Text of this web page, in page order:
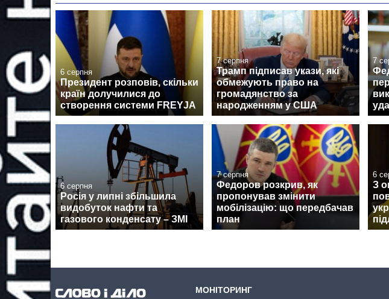
6 серпня
Президент розповів, скільки
країн долучилися до
створення системи FREYJA
7 серпня
Трамп підписав укази, які
обмежують право на
громадянство за
народженням у США
7
6 серпня
Росія у липні збільшила
видобуток нафти та
газового конденсату – ЗМІ
7 серпня
Федоров розкрив, як
пропонував змінити
мобілізацію: що передбачав
план
6
З
МОНІТОРИНГ